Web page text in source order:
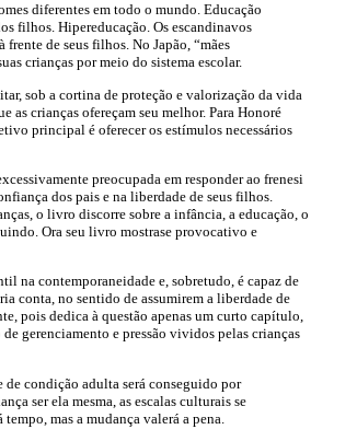
diferentes em todo o mundo. Educação
filhos. Hipereducação. Os escandinavos
de seus filhos. No Japão, “mães
crianças por meio do sistema escolar.
sob a cortina de proteção e valorização da vida
crianças ofereçam seu melhor. Para Honoré
principal é oferecer os estímulos necessários
preocupada em responder ao frenesi
dos pais e na liberdade de seus filhos.
o livro discorre sobre a infância, a educação, o
Ora seu livro mostra­se provocativo e
na contemporaneidade e, sobretudo, é capaz de
conta, no sentido de assumirem a liberdade de
pois dedica à questão apenas um curto capítulo,
gerenciamento e pressão vividos pelas crianças
condição adulta será conseguido por
ser ela mesma, as escalas culturais se
mas a mudança valerá a pena.